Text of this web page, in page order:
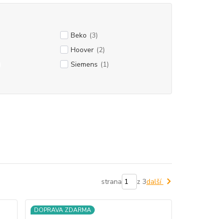
Beko (3)
Hoover (2)
Siemens (1)
strana z 3další
DOPRAVA ZDARMA